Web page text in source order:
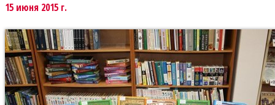
15 июня 2015 г.